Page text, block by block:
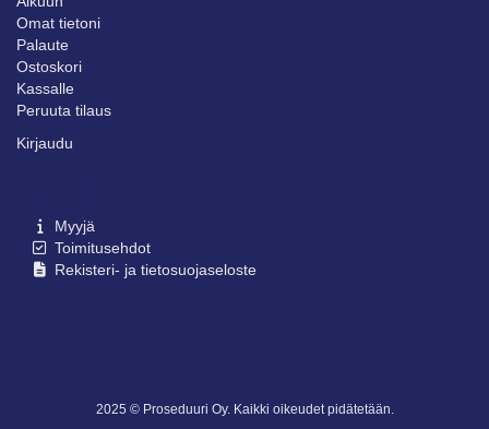
Omat tietoni
Palaute
Ostoskori
Kassalle
Peruuta tilaus
Kirjaudu
Myyjä
Toimitusehdot
Rekisteri- ja tietosuojaseloste
2025 © Proseduuri Oy. Kaikki oikeudet pidätetään.